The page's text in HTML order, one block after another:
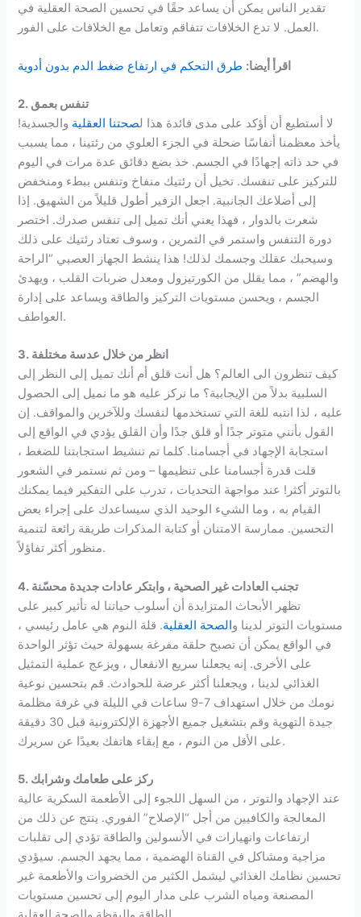
تقدير الناس يمكن أن يساعد حقًا في تحسين الصحة العقلية في
العمل. لا تدع الخلافات تتفاقم وتعامل مع الخلافات على الفور.
اقرأ أيضا: طرق التحكم في ارتفاع ضغط الدم بدون أدوية
2. تنفس بعمق
لا أستطيع أن أؤكد على مدى فائدة هذا لصحتنا العقلية والجسدية!
يأخذ معظمنا أنفاسًا ضحلة في الجزء العلوي من رئتينا ، مما يسبب
في حد ذاته إجهادًا في الجسم. خذ بضع دقائق عدة مرات في اليوم
للتركيز على تنفسك. تخيل أن رئتيك منفاخ وتنفس ببطء ومنخفض
إلى أضلاعك الجانبية. اجعل الزفير أطول قليلاً من الشهيق. إذا
شعرت بالدوار ، فهذا يعني أنك تميل إلى تنفس صدرك. اختصر
دورة التنفس واستمر في التمرين ، وسوف تعتاد رئتيك على ذلك
وسيحبك عقلك وجسمك لذلك! هذا ينشط الجهاز العصبي “الراحة
والهضم” ، مما يقلل من الكورتيزول ومعدل ضربات القلب ، ويهدئ
الجسم ، ويحسن مستويات التركيز والطاقة ويساعد على إدارة
العواطف.
3. انظر من خلال عدسة مختلفة
كيف تنظرون الى العالم؟ هل أنت قلق أم أنك تميل إلى النظر إلى
السلبية بدلاً من الإيجابية؟ ما نركز عليه هو ما نميل إلى الحصول
عليه ، لذا انتبه للغة التي تستخدمها لنفسك وللآخرين والمواقف. إن
القول بأنني متوتر جدًا أو قلق جدًا وأن القلق يؤدي في الواقع إلى
استجابة الإجهاد في أجسامنا. كلما تم تنشيط استجابتنا للضغط ،
قلت قدرة أجسامنا على تنظيمها – ومن ثم نستمر في الشعور
بالتوتر أكثر! عند مواجهة التحديات ، تدرب على التفكير فيما يمكنك
القيام به ، وما الشيء الوحيد الذي سيساعدك على إجراء بعض
التحسين. ممارسة الامتنان أو كتابة المذكرات طريقة رائعة لتنمية
منظور أكثر تفاؤلاً.
4. تجنب العادات غير الصحية ، وابتكر عادات جديدة محسّنة
تظهر الأبحاث المتزايدة أن أسلوب حياتنا له تأثير كبير على
مستويات التوتر لدينا والصحة العقلية. قلة النوم هي عامل رئيسي ،
في الواقع يمكن أن تصبح حلقة مفرغة بسهولة حيث تؤثر الواحدة
على الأخرى. إنه يجعلنا سريع الانفعال ، ويزعج عملية التمثيل
الغذائي لدينا ، ويجعلنا أكثر عرضة للحوادث. قم بتحسين نوعية
نومك من خلال استهداف 7-9 ساعات في الليلة في غرفة مظلمة
جيدة التهوية وقم بتشغيل جميع الأجهزة الإلكترونية قبل 30 دقيقة
على الأقل من النوم ، مع إبقاء هاتفك بعيدًا عن سريرك.
5. ركز على طعامك وشرابك
عند الإجهاد والتوتر ، من السهل اللجوء إلى الأطعمة السكرية عالية
المعالجة والكافيين من أجل “الإصلاح” الفوري. ينتج عن ذلك من
ارتفاعات وانهيارات في الأنسولين والطاقة تؤدي إلى تقلبات
مزاجية ومشاكل في القناة الهضمية ، مما يجهد الجسم. سيؤدي
تحسين نظامك الغذائي ليشمل الكثير من الخضروات والأطعمة غير
المصنعة ومياه الشرب على مدار اليوم إلى تحسين مستويات